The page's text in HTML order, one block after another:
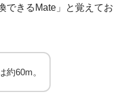
できるMate」と覚えてお
約60m。